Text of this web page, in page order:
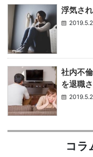
浮気さ
社内不
を退職
コラ